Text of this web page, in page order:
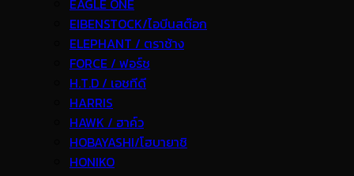
EAGLE ONE
EIBENSTOCK/ไอบีนสต๊อก
ELEPHANT / ตราช้าง
FORCE / ฟอร์ช
H.T.D / เอชทีดี
HARRIS
HAWK / ฮาค์ว
HOBAYASHI/โฮบายาชิ
HONIKO